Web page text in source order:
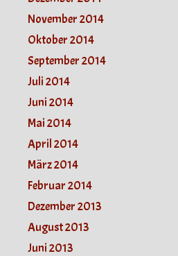
November 2014
Oktober 2014
September 2014
Juli 2014
Juni 2014
Mai 2014
April 2014
März 2014
Februar 2014
Dezember 2013
August 2013
Juni 2013